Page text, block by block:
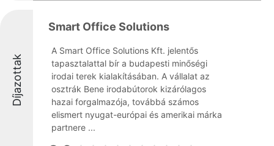
Díjazottak
Smart Office Solutions
A Smart Office Solutions Kft. jelentős
tapasztalattal bír a budapesti minőségi
irodai terek kialakításában. A vállalat az
osztrák Bene irodabútorok kizárólagos
hazai forgalmazója, továbbá számos
elismert nyugat-európai és amerikai márka
partnere ...